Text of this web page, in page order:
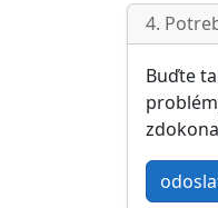
4.
Buďte